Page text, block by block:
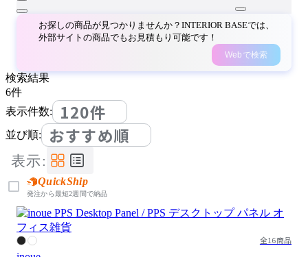
お探しの商品が見つかりませんか？INTERIOR BASEでは、
外部サイトの商品でもお見積もり可能です！
Webで検索
検索結果
6件
表示件数:
120件
並び順: おすすめ順
表示:
QuickShip
発注から最短2週間で納品
全16商品